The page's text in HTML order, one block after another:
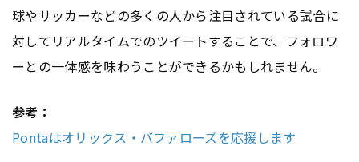
球やサッカーなどの多くの人から注目されている試合に
対してリアルタイムでのツイートすることで、フォロワ
ーとの一体感を味わうことができるかもしれません。
参考：
Pontaはオリックス・バファローズを応援します